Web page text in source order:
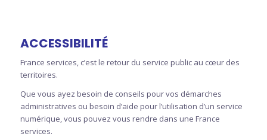
ACCESSIBILITÉ
France services, c’est le retour du service public au cœur des
territoires.
Que vous ayez besoin de conseils pour vos démarches
administratives ou besoin d’aide pour l’utilisation d’un service
numérique, vous pouvez vous rendre dans une France
services.